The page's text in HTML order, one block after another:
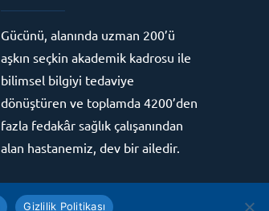
Gücünü, alanında uzman 200’ü
aşkın seçkin akademik kadrosu ile
bilimsel bilgiyi tedaviye
dönüştüren ve toplamda 4200’den
fazla fedakâr sağlık çalışanından
alan hastanemiz, dev bir ailedir.
Gizlilik Politikası